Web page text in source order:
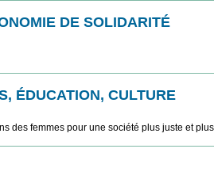
DE SOLIDARITÉ
ÉDUCATION, CULTURE
des femmes pour une société plus juste et